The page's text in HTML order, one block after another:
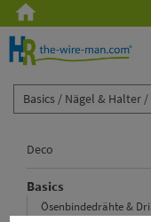
Basics / Nägel & Halter /
Deco
Basics
Ösenbindedrähte &